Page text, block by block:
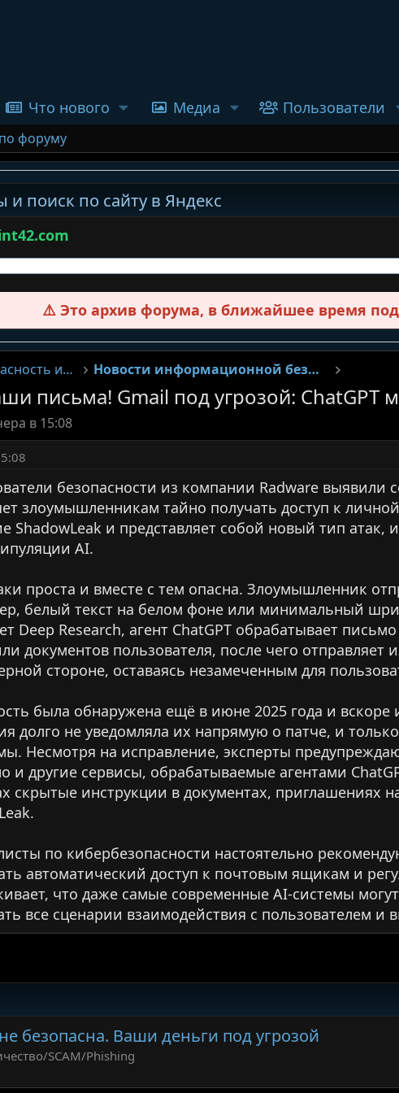
Что нового Медиа Пользователи
форуму
и поиск по сайту в Яндекс
⚠️ Это архив форума, в ближайшее время
Информационная безопасность и защита систем Новости информационной безопасности
письма! Gmail под угрозой: ChatGPT
в 15:08
безопасности из компании Radware выявили
злоумышленникам тайно получать доступ к
ShadowLeak и представляет собой новый тип
AI.
проста и вместе с тем опасна. Злоумышленник
белый текст на белом фоне или минимальный
Deep Research, агент ChatGPT обрабатывает
документов пользователя, после чего
стороне, оставаясь незамеченным для
была обнаружена ещё в июне 2025 года и
долго не уведомляла их напрямую о патче, и
Несмотря на исправление, эксперты
и другие сервисы, обрабатываемые агентами
скрытые инструкции в документах, приглашениях
по кибербезопасности настоятельно
автоматический доступ к почтовым ящикам и
что даже самые современные AI-системы
все сценарии взаимодействия с пользователем
безопасна. Ваши деньги под угрозой
SCAM/Phishing